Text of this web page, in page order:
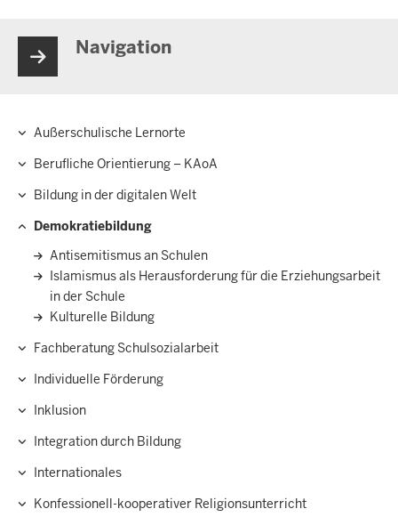
Navigation
Außerschulische Lernorte
Berufliche Orientierung – KAoA
Bildung in der digitalen Welt
Demokratiebildung
Antisemitismus an Schulen
Islamismus als Herausforderung für die Erziehungsarbeit
in der Schule
Kulturelle Bildung
Fachberatung Schulsozialarbeit
Individuelle Förderung
Inklusion
Integration durch Bildung
Internationales
Konfessionell-kooperativer Religionsunterricht